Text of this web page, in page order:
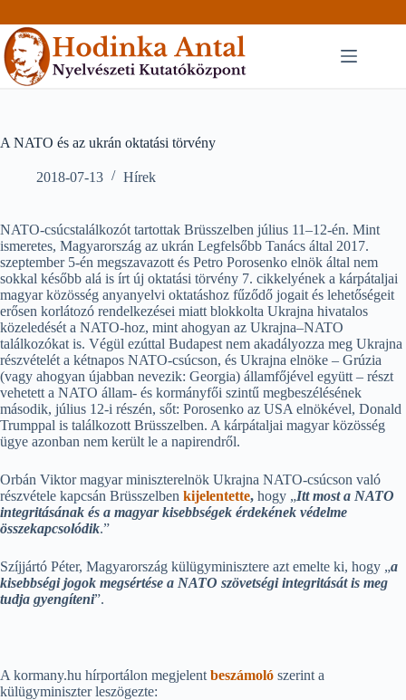
to
content
A NATO és az ukrán oktatási törvény
2018-07-13 Hírek
NATO-csúcstalálkozót tartottak Brüsszelben július 11–12-én. Mint
ismeretes, Magyarország az ukrán Legfelsőbb Tanács által 2017.
szeptember 5-én megszavazott és Petro Porosenko elnök által nem
sokkal később alá is írt új oktatási törvény 7. cikkelyének a kárpátaljai
magyar közösség anyanyelvi oktatáshoz fűződő jogait és lehetőségeit
erősen korlátozó rendelkezései miatt blokkolta Ukrajna hivatalos
közeledését a NATO-hoz, mint ahogyan az Ukrajna–NATO
találkozókat is. Végül ezúttal Budapest nem akadályozza meg Ukrajna
részvételét a kétnapos NATO-csúcson, és Ukrajna elnöke – Grúzia
(vagy ahogyan újabban nevezik: Georgia) államfőjével együtt – részt
vehetett a NATO állam- és kormányfői szintű megbeszélésének
második, július 12-i részén, sőt: Porosenko az USA elnökével, Donald
Trumppal is találkozott Brüsszelben. A kárpátaljai magyar közösség
ügye azonban nem került le a napirendről.
Orbán Viktor magyar miniszterelnök Ukrajna NATO-csúcson való
részvétele kapcsán Brüsszelben kijelentette, hogy „Itt most a NATO
integritásának és a magyar kisebbségek érdekének védelme
összekapcsolódik.”
Szíjjártó Péter, Magyarország külügyminisztere azt emelte ki, hogy „a
kisebbségi jogok megsértése a NATO szövetségi integritását is meg
tudja gyengíteni”.
A kormany.hu hírportálon megjelent beszámoló szerint a
külügyminiszter leszögezte: